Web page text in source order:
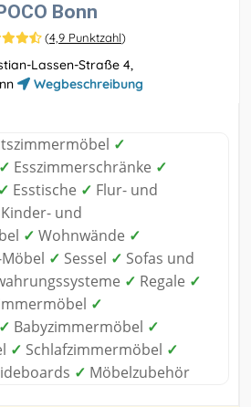
POCO Bonn
(4,9 Punktzahl)
Lassen-Straße 4,
Wegbeschreibung
✓
✓ Esszimmerschränke ✓
✓ Esstische ✓ Flur- und
Kinder- und
✓ Wohnwände ✓
✓ Sessel ✓ Sofas und
✓ Regale ✓
✓
✓ Babyzimmermöbel ✓
✓ Schlafzimmermöbel ✓
✓ Möbelzubehör